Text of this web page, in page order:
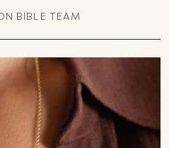
BIBLE TEAM